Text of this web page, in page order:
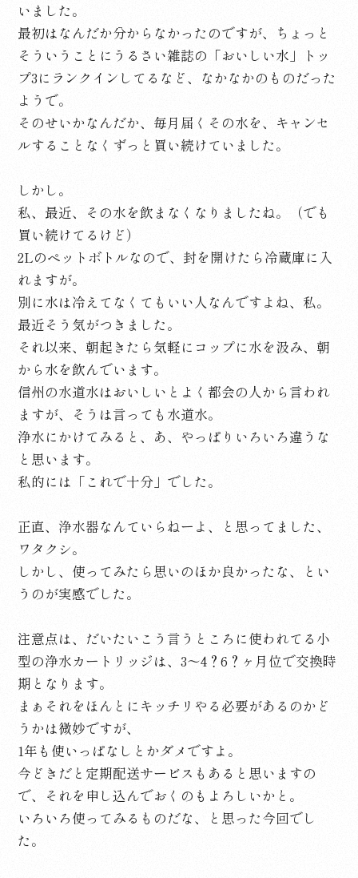
いました。
最初はなんだか分からなかったのですが、ちょっと
そういうことにうるさい雑誌の「おいしい水」トッ
プ3にランクインしてるなど、なかなかのものだった
ようで。
そのせいかなんだか、毎月届くその水を、キャンセ
ルすることなくずっと買い続けていました。
しかし。
私、最近、その水を飲まなくなりましたね。（でも
買い続けてるけど）
2Lのペットボトルなので、封を開けたら冷蔵庫に入
れますが。
別に水は冷えてなくてもいい人なんですよね、私。
最近そう気がつきました。
それ以来、朝起きたら気軽にコップに水を汲み、朝
から水を飲んでいます。
信州の水道水はおいしいとよく都会の人から言われ
ますが、そうは言っても水道水。
浄水にかけてみると、あ、やっぱりいろいろ違うな
と思います。
私的には「これで十分」でした。
正直、浄水器なんていらねーよ、と思ってました、
ワタクシ。
しかし、使ってみたら思いのほか良かったな、とい
うのが実感でした。
注意点は、だいたいこう言うところに使われてる小
型の浄水カートリッジは、3～4？6？ヶ月位で交換時
期となります。
まぁそれをほんとにキッチリやる必要があるのかど
うかは微妙ですが、
1年も使いっぱなしとかダメですよ。
今どきだと定期配送サービスもあると思いますの
で、それを申し込んでおくのもよろしいかと。
いろいろ使ってみるものだな、と思った今回でし
た。